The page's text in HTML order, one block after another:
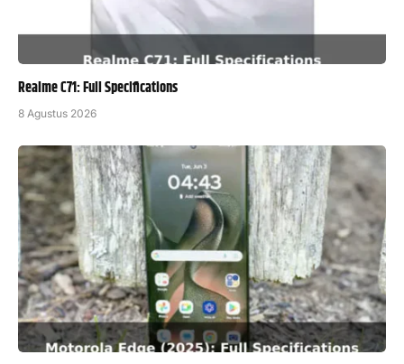
Realme C71: Full Specifications
8 Agustus 2026